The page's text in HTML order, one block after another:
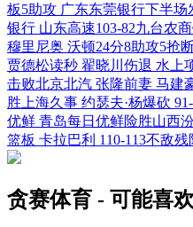
板5助攻 广东东莞银行下半场
银行 山东高速103-82九台农
穆里尼奥 沃顿24分8助攻5抢
贾德松读秒 翟晓川伤退 水上
击败北京北汽 张隆前妻 马建
胜上海久事 约瑟夫·杨爆砍
优鲜 青岛每日优鲜险胜山西
篮板 卡拉巴利 110-113不敌残
贪赛体育 - 可能喜欢